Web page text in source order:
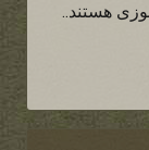
هستند..